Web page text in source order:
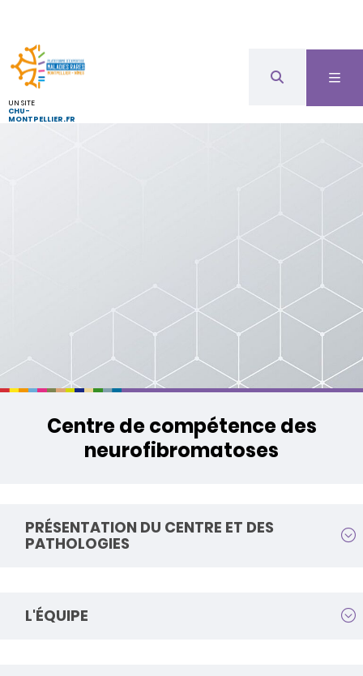
UN SITE
CHU-
MONTPELLIER.FR
Centre de compétence des
neurofibromatoses
PRÉSENTATION DU CENTRE ET DES
PATHOLOGIES
L'ÉQUIPE